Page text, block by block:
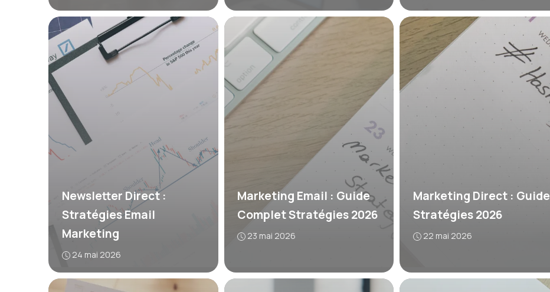
Newsletter Direct :
Stratégies Email
Marketing
24 mai 2026
Marketing Email : Guide
Complet Stratégies 2026
23 mai 2026
Marketing Direct : Guide
Stratégies 2026
22 mai 2026